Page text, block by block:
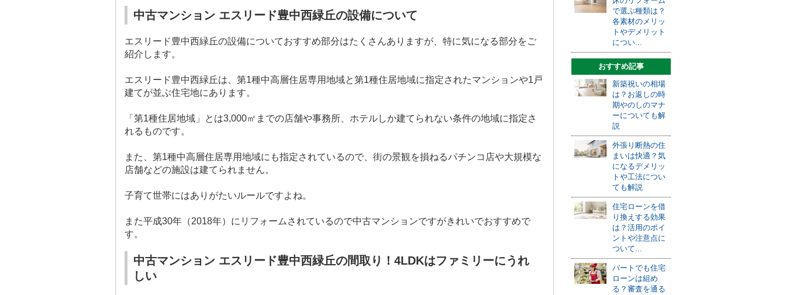
中古マンション エスリード豊中西緑丘の設備について
エスリード豊中西緑丘の設備についておすすめ部分はたくさんありますが、特に気になる部分をご
紹介します。
エスリード豊中西緑丘は、第1種中高層住居専用地域と第1種住居地域に指定されたマンションや1 戸
建てが並ぶ住宅地にあります。
「第1種住居地域」とは3,000㎡までの店舗や事務所、ホテルしか建てられない条件の地域に指定さ
れるものです。
また、第1種中高層住居専用地域にも指定されているので、街の景観を損ねるパチンコ店や大規模な
店舗などの施設は建てられません。
子育て世帯にはありがたいルールですよね。
また平成30年（2018年）にリフォームされているので中古マンションですがきれいでおすすめで
す。
中古マンション エスリード豊中西緑丘の間取り！4LDKはファミリーにうれ
しい
で選ぶ種類は？
各素材のメリッ
トやデメリット
につい...
おすすめ記事
新築祝いの相場
は？お返しの時
期やのしのマナ
ーについても解
説
外張り断熱の住
まいは快適？気
になるデメリッ
トや工法につい
ても解説
住宅ローンを借
り換えする効果
は？活用のポイ
ントや注意点に
ついて...
パートでも住宅
ローンは組め
る？審査を通る